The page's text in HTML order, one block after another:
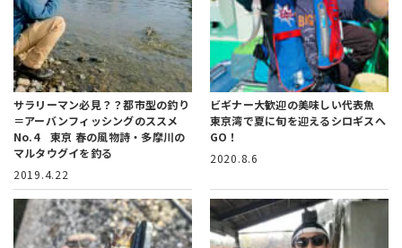
サラリーマン必見？？都市型の釣り
＝アーバンフィッシングのススメ
No.4 東京 春の風物詩・多摩川の
マルタウグイを釣る
2019.4.22
ビギナー大歓迎の美味しい代表魚
東京湾で夏に旬を迎えるシロギスへ
GO！
2020.8.6